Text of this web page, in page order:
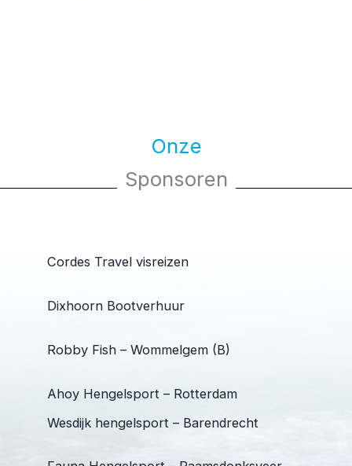
Onze
Sponsoren
Cordes Travel visreizen
Dixhoorn Bootverhuur
Robby Fish – Wommelgem (B)
Ahoy Hengelsport – Rotterdam
Wesdijk hengelsport – Barendrecht